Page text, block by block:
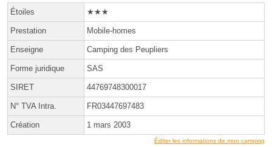
Étoiles ★★★
Prestation Mobile-homes
Enseigne Camping des Peupliers
Forme juridique SAS
SIRET 44769748300017
N° TVA Intra. FR03447697483
Création 1 mars 2003
Éditer les informations de mon camping